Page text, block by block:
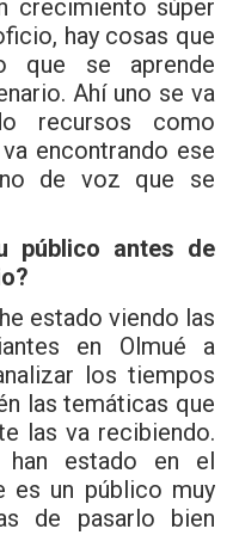
crecimiento súper
hay cosas que
que se aprende
Ahí uno se va
recursos como
encontrando ese
de voz que se
público antes de
estado viendo las
en Olmué a
los tiempos
las temáticas que
las va recibiendo.
estado en el
es un público muy
de pasarlo bien